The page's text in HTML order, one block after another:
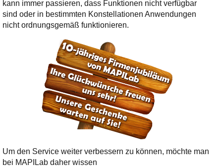
kann immer passieren, dass Funktionen nicht verfügbar
sind oder in bestimmten Konstellationen Anwendungen
nicht ordnungsgemäß funktionieren.
Um den Service weiter verbessern zu können, möchte man
bei MAPILab daher wissen